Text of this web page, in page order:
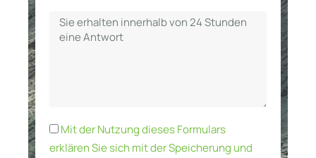
Mit der Nutzung dieses Formulars
erklären Sie sich mit der Speicherung und